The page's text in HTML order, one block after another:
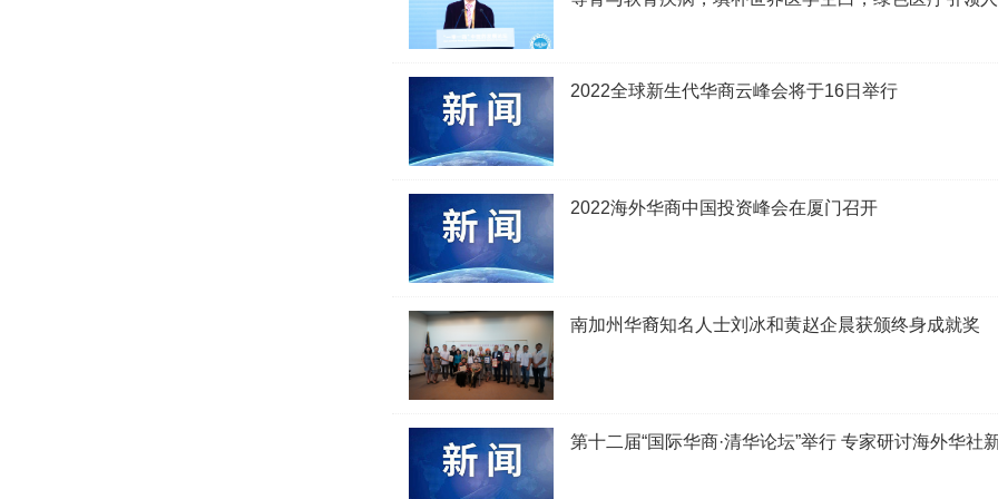
2022全球新生代华商云峰会将于16日举行
2022海外华商中国投资峰会在厦门召开
南加州华裔知名人士刘冰和黄赵企晨获颁终身成就奖
第十二届“国际华商·清华论坛”举行 专家研讨海外华社